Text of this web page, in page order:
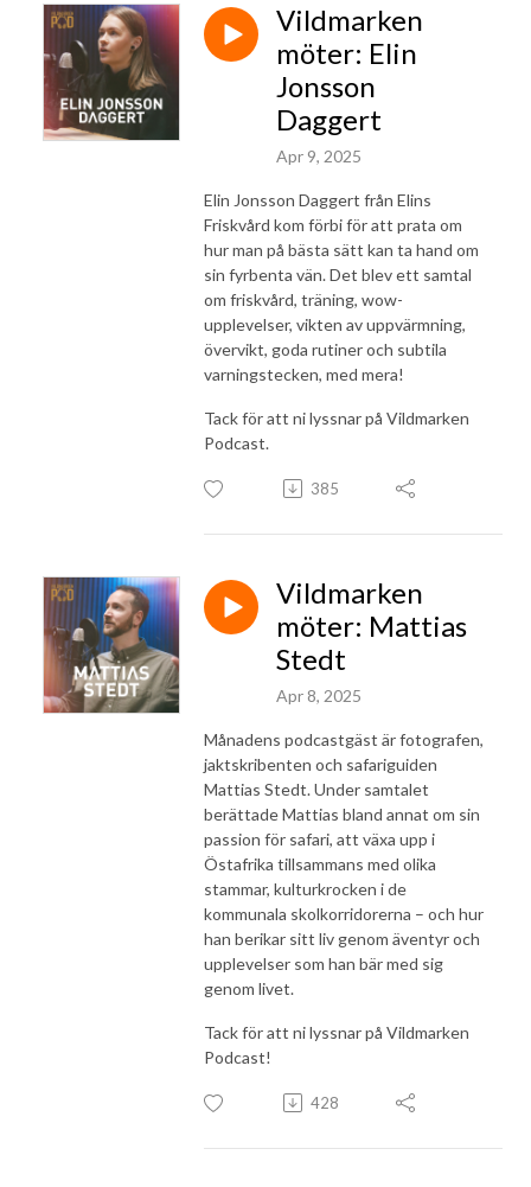
Vildmarken
möter: Elin
Jonsson
Daggert
Apr 9, 2025
Elin Jonsson Daggert från Elins
Friskvård kom förbi för att prata om
hur man på bästa sätt kan ta hand om
sin fyrbenta vän. Det blev ett samtal
om friskvård, träning, wow-
upplevelser, vikten av uppvärmning,
övervikt, goda rutiner och subtila
varningstecken, med mera!
Tack för att ni lyssnar på Vildmarken
Podcast.
385
Vildmarken
möter: Mattias
Stedt
Apr 8, 2025
Månadens podcastgäst är fotografen,
jaktskribenten och safariguiden
Mattias Stedt. Under samtalet
berättade Mattias bland annat om sin
passion för safari, att växa upp i
Östafrika tillsammans med olika
stammar, kulturkrocken i de
kommunala skolkorridorerna – och hur
han berikar sitt liv genom äventyr och
upplevelser som han bär med sig
genom livet.
Tack för att ni lyssnar på Vildmarken
Podcast!
428